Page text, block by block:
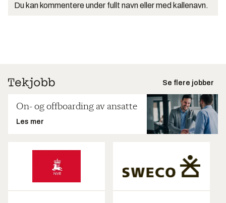
Du kan kommentere under fullt navn eller med kallenavn.
Se flere jobber
On- og offboarding av ansatte
Les mer